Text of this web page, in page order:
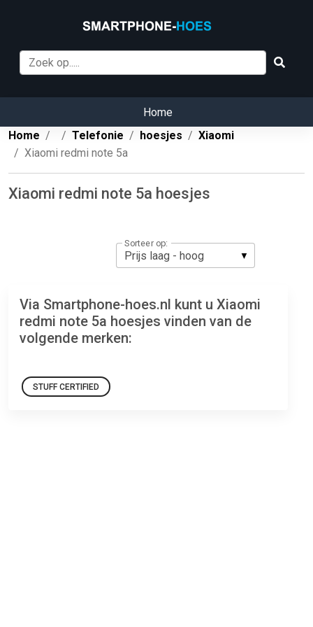
Home
Home
Telefonie hoesjes
Xiaomi
Xiaomi redmi note 5a
Xiaomi redmi note 5a hoesjes
Sorteer op:
Via Smartphone-hoes.nl kunt u Xiaomi
redmi note 5a hoesjes vinden van de
volgende merken:
STUFF CERTIFIED